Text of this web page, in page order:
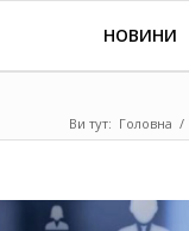
НОВИНИ
Ви тут: Головна /